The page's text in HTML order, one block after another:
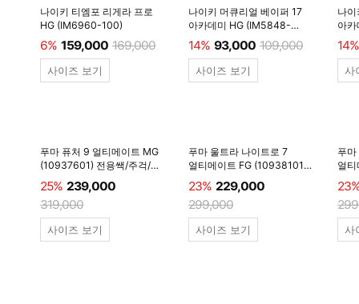
나이키 티엠포 리게라 프로
HG (IM6960-100)
6% 159,000 169,000
사이즈 보기
나이키 머큐리얼 베이퍼 17
아카데미 HG (IM5848-
600)
14% 93,000 109,000
사이즈 보기
나
아
14%
사
푸마 퓨처 9 얼티메이트 MG
(10937601) 전용쌕/주걱/
양말 #
25% 239,000
319,000
사이즈 보기
푸마 울트라 나이트로 7
얼티메이트 FG (10938101)
전용쌕/주걱/양말 #
23% 229,000
299,000
사이즈 보기
푸
얼
전
사